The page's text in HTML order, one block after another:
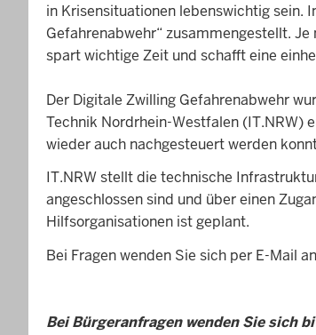
in Krisensituationen lebenswichtig sein.
Gefahrenabwehr“ zusammengestellt.
spart wichtige Zeit und schafft eine
Der Digitale Zwilling Gefahrenabwehr
Technik Nordrhein-Westfalen (IT.NRW)
wieder auch nachgesteuert werden
IT.NRW stellt die technische
angeschlossen sind und über einen
Hilfsorganisationen ist geplant.
Bei Fragen wenden Sie sich per E-Mail an
Bei Bürgeranfragen wenden Sie sich